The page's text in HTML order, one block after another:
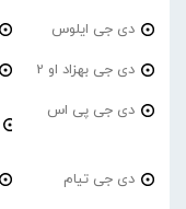
دی جی ایلوس
دی جی بهزاد او 2
دی جی پی اس
دی جی تیام